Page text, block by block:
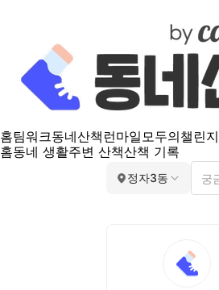
홈팀워크동네산책 런마일모두의챌린지
홈동네 생활주변 산책산책 기록
정자3동